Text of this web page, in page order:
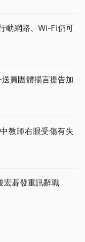
動網路、Wi-Fi仍可
員團體揚言提告加
教師右眼受傷有失
宏碁發重訊辭職